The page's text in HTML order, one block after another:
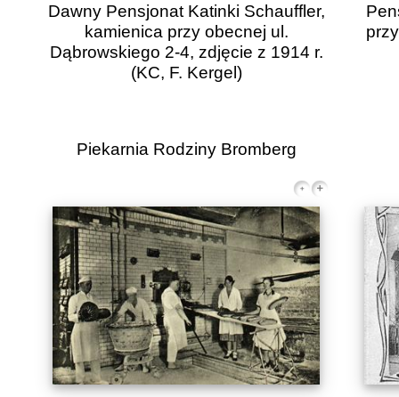
Dawny Pensjonat Katinki Schauffler,
kamienica przy obecnej ul.
Dąbrowskiego 2-4, zdjęcie z 1914 r.
(KC, F. Kergel)
Piekarnia Rodziny Bromberg